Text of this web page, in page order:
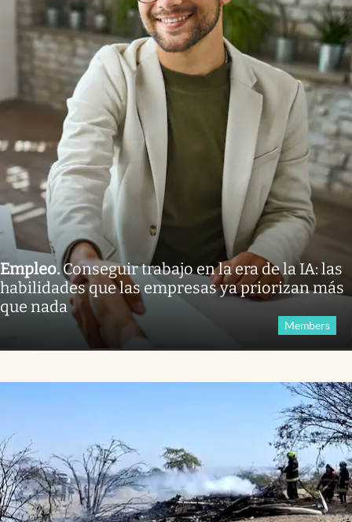
Empleo.Conseguir trabajo en la era de la IA: las
habilidades que las empresas ya priorizan más
que nada
Members